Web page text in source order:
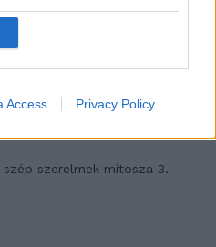
Access Privacy Policy
szép szerelmek mítosza 3.